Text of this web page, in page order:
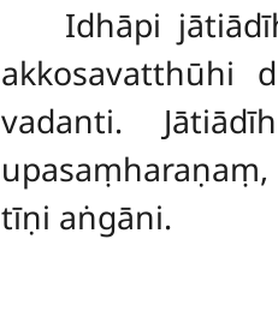
Idhāpi
akkosavatthūhi
vadanti.
tīṇi aṅgāni.